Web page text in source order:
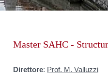
Master SAHC -
Direttore: Prof. M. Valluzzi